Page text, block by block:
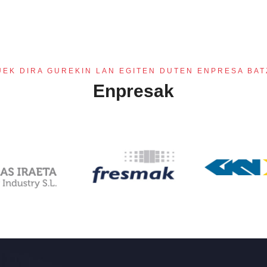
DIRA GUREKIN LAN EGITEN DUTEN ENPRESA
Enpresak